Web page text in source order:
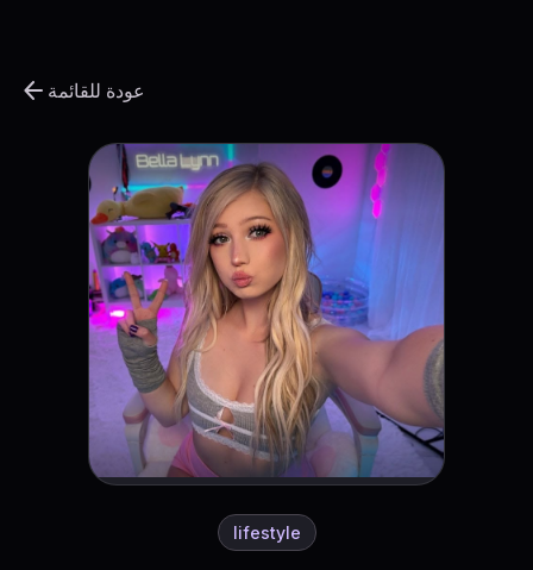
arrow_back عودة للقائمة
lifestyle